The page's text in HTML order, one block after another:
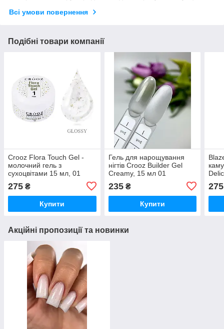
Всі умови повернення
Подібні товари компанії
Crooz Flora Touch Gel -
молочний гель з
сухоцвітами 15 мл, 01
275 ₴
Купити
Гель для нарощування
нігтів Crooz Builder Gel
Creamy, 15 мл 01
235₴
Купити
275
Акційні пропозиції та новинки